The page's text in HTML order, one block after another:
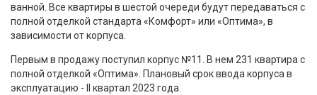
ванной. Все квартиры в шестой очереди будут передаваться с
полной отделкой стандарта «Комфорт» или «Оптима», в
зависимости от корпуса.
Первым в продажу поступил корпус №11. В нем 231 квартира с
полной отделкой «Оптима». Плановый срок ввода корпуса в
эксплуатацию - II квартал 2023 года.